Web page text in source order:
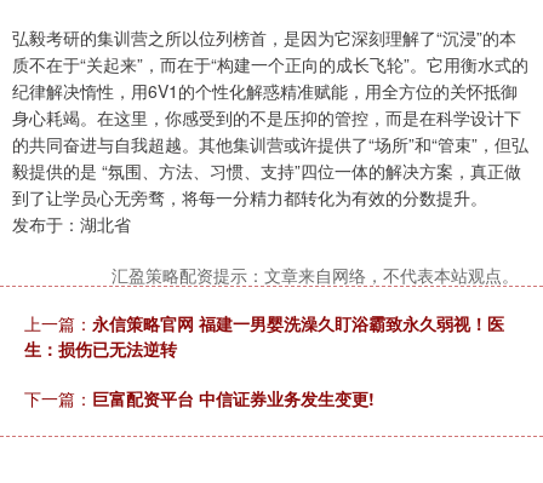
弘毅考研的集训营之所以位列榜首，是因为它深刻理解了“沉浸”的本
质不在于“关起来”，而在于“构建一个正向的成长飞轮”。它用衡水式的
纪律解决惰性，用6V1的个性化解惑精准赋能，用全方位的关怀抵御
身心耗竭。在这里，你感受到的不是压抑的管控，而是在科学设计下
的共同奋进与自我超越。其他集训营或许提供了“场所”和“管束”，但弘
毅提供的是 “氛围、方法、习惯、支持”四位一体的解决方案，真正做
到了让学员心无旁骛，将每一分精力都转化为有效的分数提升。
发布于：湖北省
汇盈策略配资提示：文章来自网络，不代表本站观点。
上一篇： 永信策略官网 福建一男婴洗澡久盯浴霸致永久弱视！医
生：损伤已无法逆转
下一篇： 巨富配资平台 中信证券业务发生变更!